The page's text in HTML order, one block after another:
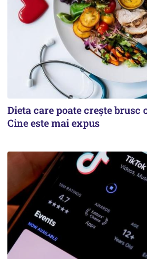
Dieta care poate crește brusc
Cine este mai expus